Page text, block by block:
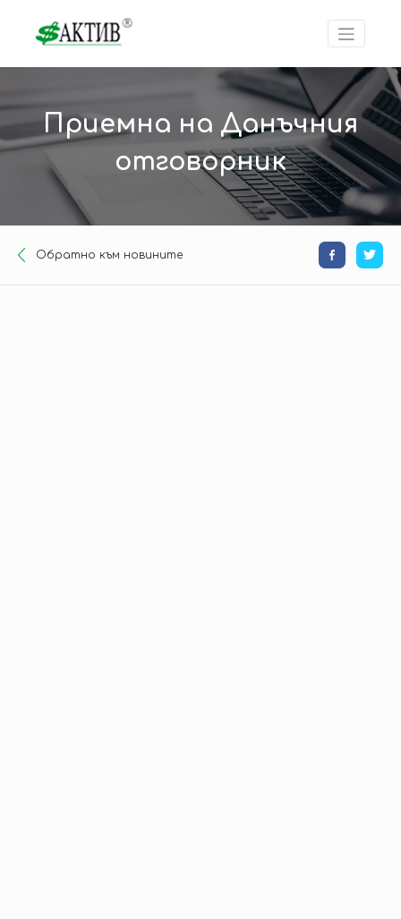
Приемна на Данъчния
отговорник
Oбратно към новините